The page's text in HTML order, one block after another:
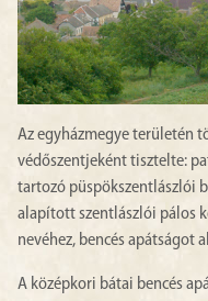
Az egyházmegye területén
védőszentjeként tisztelte:
tartozó püspökszentlászlói
alapított szentlászlói pálos
nevéhez, bencés apátságot
A középkori bátai bencés